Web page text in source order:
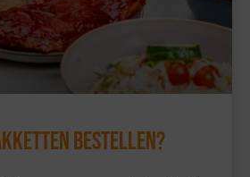
bestellen?